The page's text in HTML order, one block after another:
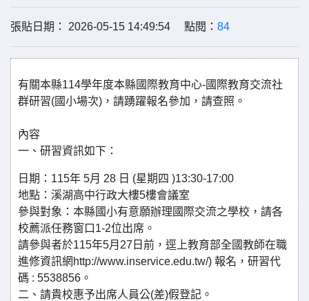
張貼日期： 2026-05-15 14:49:54 點閱： 84
有關本縣114學年度本縣國際教育中心-國際教育交流社
群研習(國小場次)，請踴躍報名參加，請查照。
內容
一、研習資訊如下：
日期：115年 5月 28 日 (星期四 )13:30-17:00
地點：溪湖高中行政大樓5樓會議室
參與對象：本縣國小有意願辦理國際交流之學校，請各
校薦派任務窗口1-2位出席。
請參與者於115年5月27日前，逕上教育部全國教師在職
進修資訊網http://www.inservice.edu.tw/) 報名，研習代
碼 : 5538856。
二、請貴校惠予出席人員公(差)假登記。